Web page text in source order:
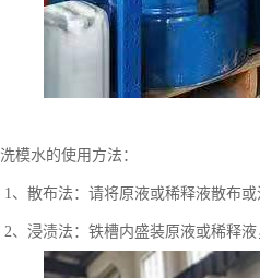
洗模水的使用方法：
1、散布法：请将原液或稀释液散布
2、浸渍法：铁槽内盛装原液或稀释